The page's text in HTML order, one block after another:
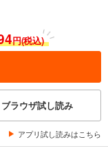
円(税込)
ブラウザ試し読み
アプリ試し読みはこちら